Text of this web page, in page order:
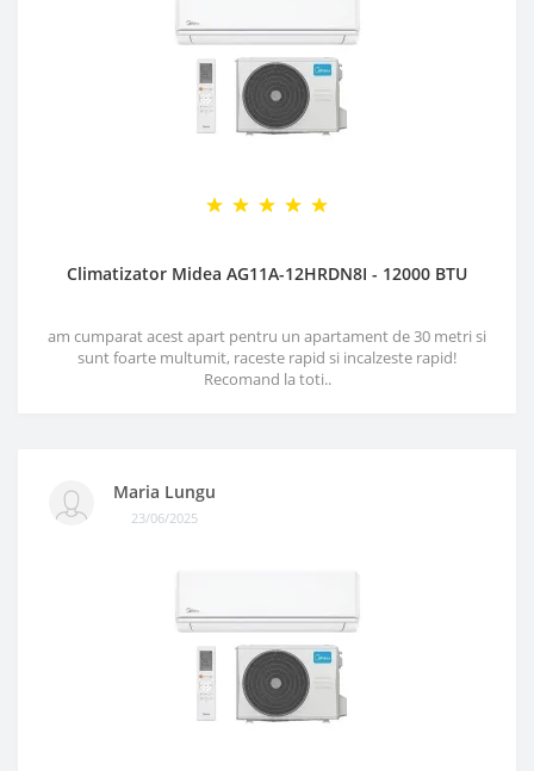
Climatizator Midea AG11A-12HRDN8I - 12000 BTU
am cumparat acest apart pentru un apartament de 30 metri si
sunt foarte multumit, raceste rapid si incalzeste rapid!
Recomand la toti..
Maria Lungu
23/06/2025